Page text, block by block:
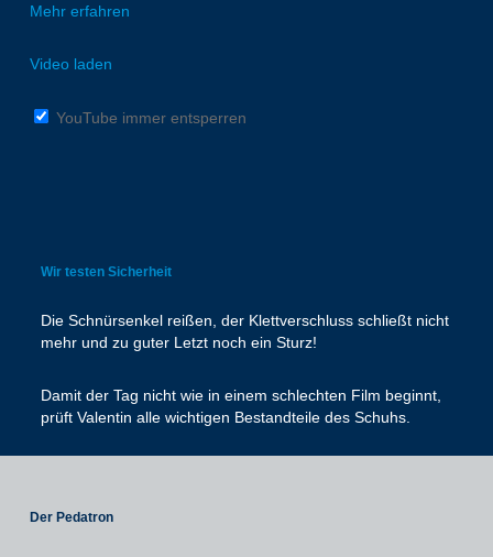
Mehr erfahren
Video laden
YouTube immer entsperren
Wir testen Sicherheit
Die Schnürsenkel reißen, der Klettverschluss schließt nicht
mehr und zu guter Letzt noch ein Sturz!
Damit der Tag nicht wie in einem schlechten Film beginnt,
prüft Valentin alle wichtigen Bestandteile des Schuhs.
Der Pedatron